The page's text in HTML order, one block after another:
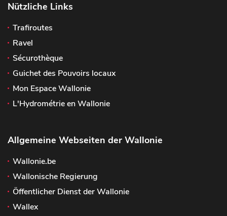
Nützliche Links
Trafiroutes
Ravel
Sécurothèque
Guichet des Pouvoirs locaux
Mon Espace Wallonie
L'Hydrométrie en Wallonie
Allgemeine Webseiten der Wallonie
Wallonie.be
Wallonische Regierung
Öffentlicher Dienst der Wallonie
Wallex